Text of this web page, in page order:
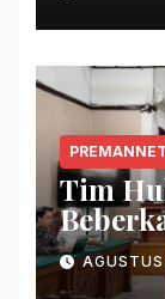
Tim
Balik
Kuota